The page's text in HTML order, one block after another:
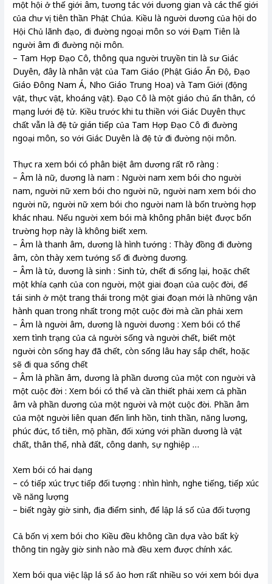
một hội ở thế giới âm, tương tác với dương gian và các thế giới
của chư vị tiên thần Phật Chúa. Kiều là người dương của hội do
Hội Chủ lãnh đạo, đi đường ngoại môn so với Đạm Tiên là
người âm đi đường nội môn.
– Tam Hợp Đạo Cô, thông qua người truyền tin là sư Giác
Duyên, đây là nhân vật của Tam Giáo (Phật Giáo Ấn Độ, Đạo
Giáo Đông Nam Á, Nho Giáo Trung Hoa) và Tam Giới (động
vật, thực vật, khoáng vật). Đạo Cô là một giáo chủ ẩn thân, có
mạng lưới đệ tử. Kiều trước khi tu thiền với Giác Duyên thực
chất vẫn là đệ tử gián tiếp của Tam Hợp Đạo Cô đi đường
ngoại môn, so với Giác Duyên là đệ tử đi đường nội môn.
Thực ra xem bói có phân biệt âm dương rất rõ ràng :
– Âm là nữ, dương là nam : Người nam xem bói cho người
nam, người nữ xem bói cho người nữ, người nam xem bói cho
người nữ, người nữ xem bói cho người nam là bốn trường hợp
khác nhau. Nếu người xem bói mà không phân biệt được bốn
trường hợp này là không biết xem.
– Âm là thanh âm, dương là hình tướng : Thày đồng đi đường
âm, còn thày xem tướng số đi đường dương.
– Âm là tử, dương là sinh : Sinh tử, chết đi sống lại, hoặc chết
một khía cạnh của con người, một giai đoạn của cuộc đời, để
tái sinh ở một trang thái trong một giai đoạn mới là những vận
hành quan trong nhất trong một cuộc đời mà cần phải xem
– Âm là người âm, dương là người dương : Xem bói có thể
xem tình trạng của cả người sống và người chết, biết một
người còn sống hay đã chết, còn sống lâu hay sắp chết, hoặc
sẽ đi qua sống chết
– Âm là phần âm, dương là phần dương của một con người và
một cuộc đời : Xem bói có thể và cần thiết phải xem cả phần
âm và phần dương của một người và một cuộc đời. Phần âm
của một người liên quan đến linh hồn, tinh thần, năng lương,
phúc đức, tổ tiên, mộ phần, đối xứng với phần dương là vật
chất, thân thể, nhà đất, công danh, sự nghiệp …
Xem bói có hai dạng
– có tiếp xúc trực tiếp đối tượng : nhìn hình, nghe tiếng, tiếp xúc
về năng lượng
– biết ngày giờ sinh, địa điểm sinh, để lập lá số của đối tượng
Cả bốn vị xem bói cho Kiều đều không cần dựa vào bất kỳ
thông tin ngày giờ sinh nào mà đều xem được chính xác.
Xem bói qua việc lập lá số ảo hơn rất nhiều so với xem bói dựa